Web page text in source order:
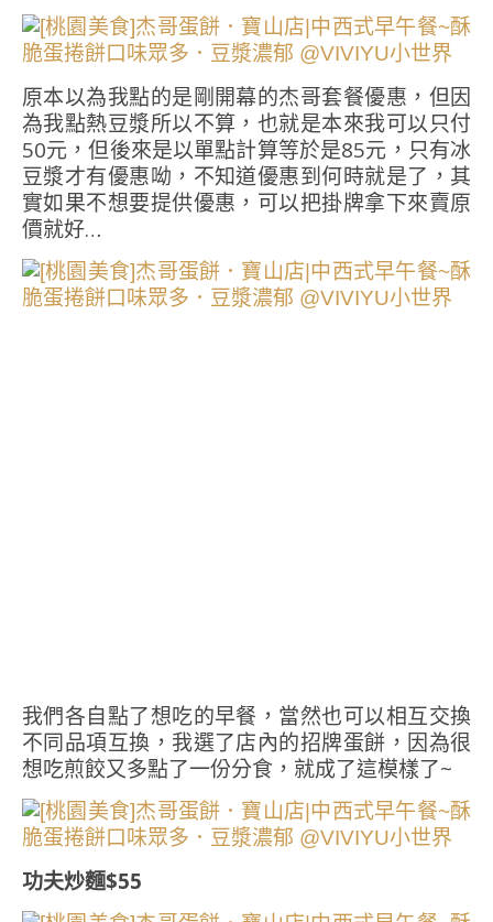
原本以為我點的是剛開幕的杰哥套餐優惠，但因
為我點熱豆漿所以不算，也就是本來我可以只付
50元，但後來是以單點計算等於是85元，只有冰
豆漿才有優惠呦，不知道優惠到何時就是了，其
實如果不想要提供優惠，可以把掛牌拿下來賣原
價就好…
我們各自點了想吃的早餐，當然也可以相互交換
不同品項互換，我選了店內的招牌蛋餅，因為很
想吃煎餃又多點了一份分食，就成了這模樣了~
功夫炒麵$55